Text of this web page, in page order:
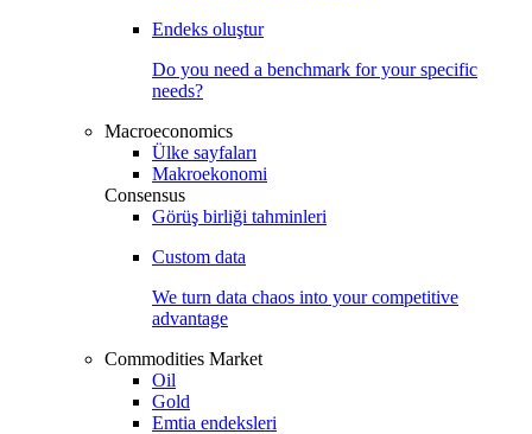
Endeks oluştur
Do you need a benchmark for your specific
needs?
Macroeconomics
Ülke sayfaları
Makroekonomi
Consensus
Görüş birliği tahminleri
Custom data
We turn data chaos into your competitive
advantage
Commodities Market
Oil
Gold
Emtia endeksleri